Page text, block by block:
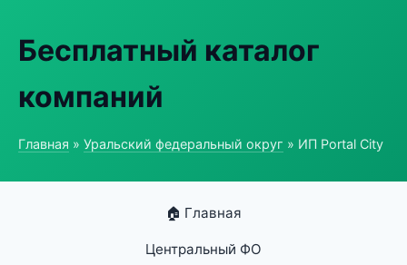
Бесплатный каталог
компаний
Главная » Уральский федеральный округ » ИП Portal City
🏠 Главная
Центральный ФО